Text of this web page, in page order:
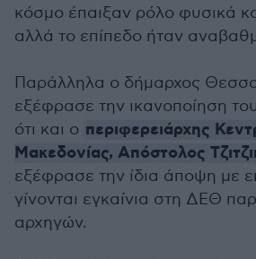
κόσμο έπαιξαν ρόλο φυσικά
αλλά το επίπεδο ήταν
Παράλληλα ο δήμαρχος
εξέφρασε την ικανοποίηση
ότι και ο περιφερειάρχης
Μακεδονίας, Απόστολος
εξέφρασε την ίδια άποψη με
γίνονται εγκαίνια στη ΔΕΘ
αρχηγών.